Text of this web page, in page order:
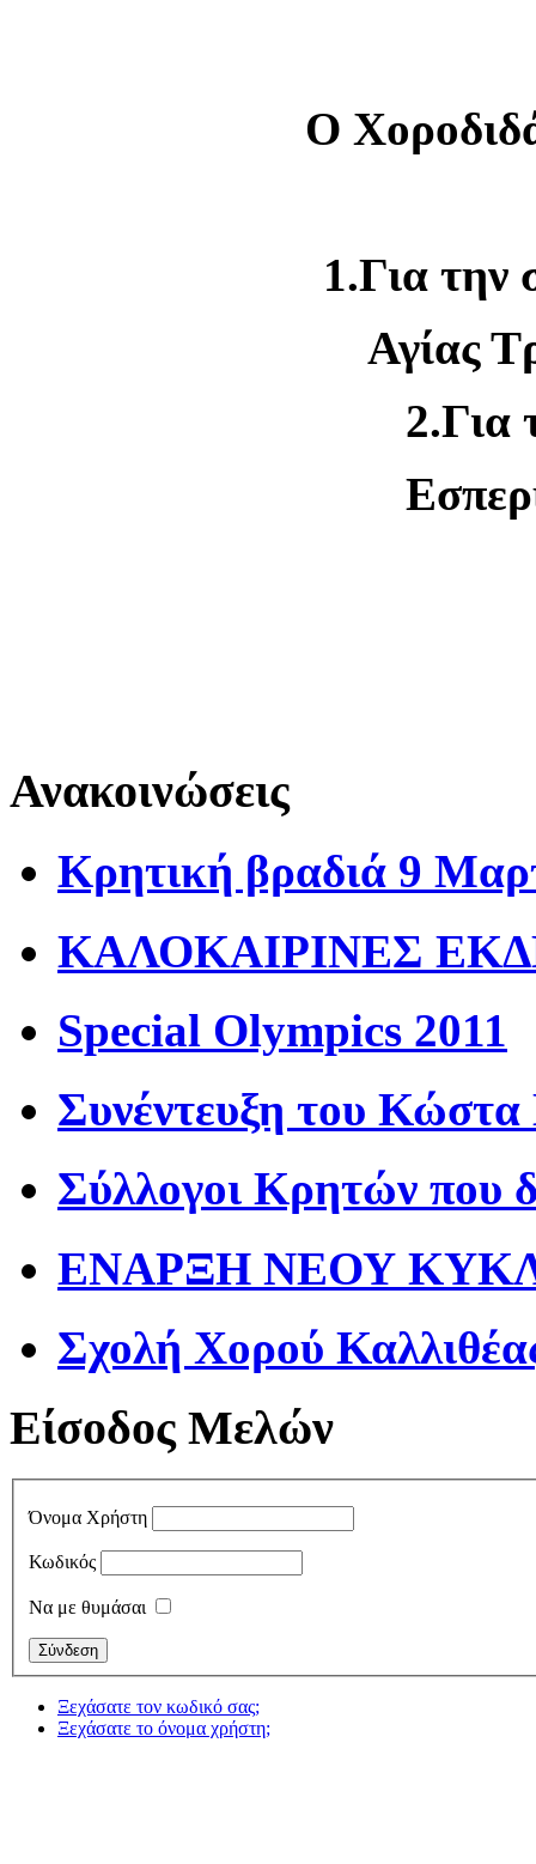
Ο
1.Για την
Αγίας
2.Για
Ανακοινώσεις
Κρητική βραδιά 9
ΚΑΛΟΚΑΙΡΙΝΕΣ
Special Olympics 2011
Συνέντευξη του
Σύλλογοι Κρητών που
ΕΝΑΡΞΗ ΝΕΟΥ
Σχολή Χορού
Είσοδος Μελών
Όνομα Χρήστη
Κωδικός
Να με θυμάσαι
Ξεχάσατε τον κωδικό σας;
Ξεχάσατε το όνομα χρήστη;